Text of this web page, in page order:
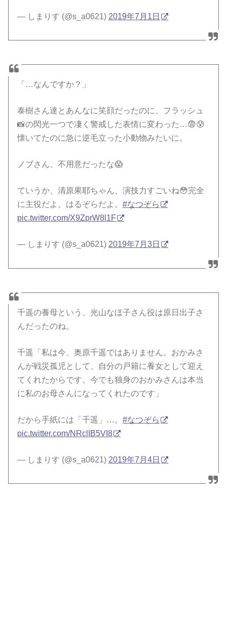
— しまりす (@s_a0621) 2019年7月1日
「…なんですか？」
泰樹さん達とあんなに笑顔だったのに、フラッシュ
📸の閃光一つで凄く警戒した表情に変わった…😨😰
懐いてたのに急に逆毛立った小動物みたいに。
ノブさん、不用意だったな😱
ていうか、清原果耶ちゃん、演技力すごいね😳完全
に主役だよ。はるぞらだよ。#なつぞら
pic.twitter.com/X9ZprW8l1F
— しまりす (@s_a0621)2019年7月3日
千遥の養母という、光山なほ子さん役は原日出子さ
んだったのね。
千遥「私は今、奥原千遥ではありません。おかみさ
んが戦災孤児として、自分の戸籍に養女として迎え
てくれたからです。今でも独身のおかみさんは本当
に私のお母さんになってくれたのです」
だから手紙には「千遥」…。#なつぞら
pic.twitter.com/NRclIB5VI8
— しまりす (@s_a0621) 2019年7月4日